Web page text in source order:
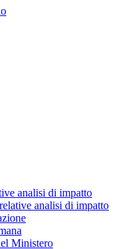
analisi di impatto
analisi di impatto
Ministero